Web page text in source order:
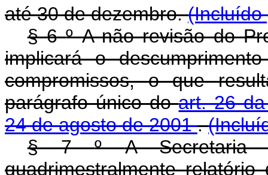
até 30 de dezembro.(Incluído
§ 6ºA não revisão do
implicará o
compromissos, o que
parágrafo único doart. 26
24 de agosto de 2001.
§ 7ºA Secretaria
quadrimestralmente